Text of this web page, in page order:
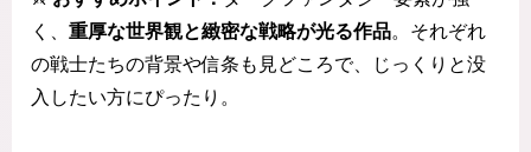
く、 重厚な世界観と緻密な戦略が光る作品。それぞれ
の戦士たちの背景や信条も見どころで、じっくりと没
入したい方にぴったり。